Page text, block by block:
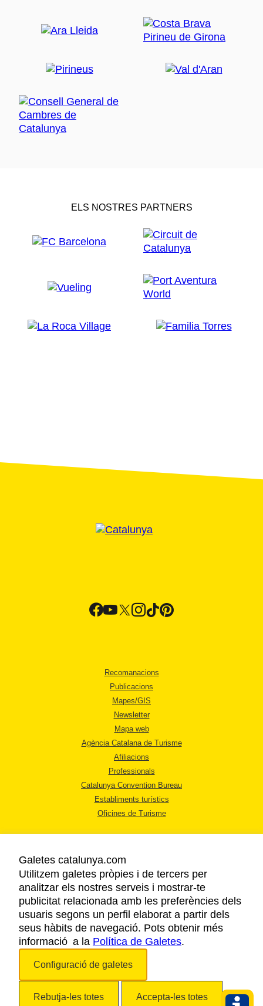
ELS NOSTRES PARTNERS
Recomanacions
Publicacions
Mapes/GIS
Newsletter
Mapa web
Agència Catalana de Turisme
Afiliacions
Professionals
Catalunya Convention Bureau
Establiments turístics
Oficines de Turisme
AVÍS LEGAL
POLÍTICA DE PRIVACITAT
COOKIES
ACCESSIBILITAT
Galetes catalunya.com
Utilitzem galetes pròpies i de tercers per
analitzar els nostres serveis i mostrar-te
publicitat relacionada amb les preferències dels
usuaris segons un perfil elaborat a partir dels
seus hàbits de navegació. Pots obtenir més
informació a la Política de Galetes.
Configuració de galetes
Rebutja-les totes Accepta-les totes